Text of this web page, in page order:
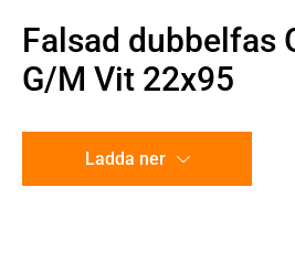
Falsad dubbelfas
G/M Vit 22x95
Ladda ner